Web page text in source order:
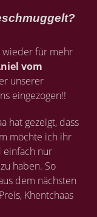
wieder für mehr
vom
unserer
eingezogen!!
hat gezeigt, dass
möchte ich ihr
einfach nur
haben. So
dem nächsten
Khentchaas